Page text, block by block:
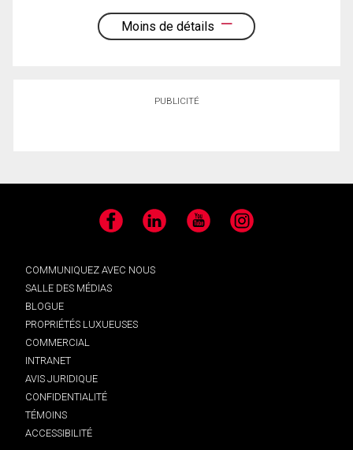
Moins de détails
PUBLICITÉ
Facebook LinkedIn YouTube Instagram
COMMUNIQUEZ AVEC NOUS
SALLE DES MÉDIAS
BLOGUE
PROPRIÉTÉS LUXUEUSES
COMMERCIAL
INTRANET
AVIS JURIDIQUE
CONFIDENTIALITÉ
TÉMOINS
ACCESSIBILITÉ